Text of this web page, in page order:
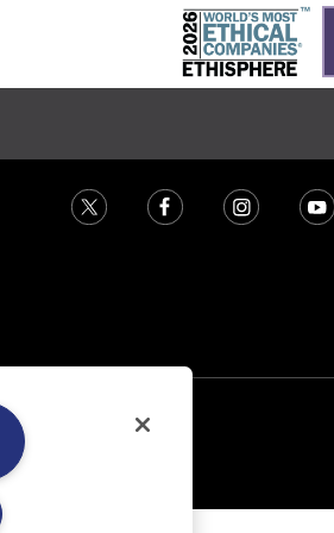
subastas MORTON.